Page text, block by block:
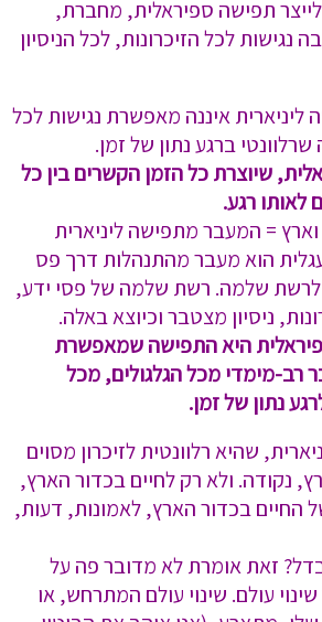
תפישה ספיראלית, מחברת,
נגישות לכל הזיכרונות, לכל הניסיון
איננה מאפשרת נגישות לכל
שרלוונטי ברגע נתון של זמן.
שיוצרת כל הזמן הקשרים בין כל
לאותו רגע.
= המעבר מתפישה ליניארית
הוא מעבר מהתנהלות דרך פס
לרשת שלמה. רשת שלמה של פסי ידע,
ניסיון מצטבר וכיוצא באלה.
היא התפישה שמאפשרת
רב-מימדי מכל הגלגולים, מכל
נתון של זמן.
שהיא רלוונטית לזיכרון מסוים
נקודה. ולא רק לחיים בכדור הארץ,
החיים בכדור הארץ, לאמונות, דעות,
זאת אומרת לא מדובר פה על
עולם. שינוי עולם המתרחש, או